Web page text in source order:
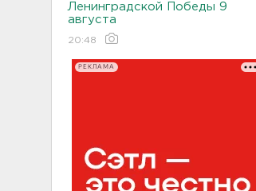
Ленинградской Победы 9
августа
20:48
РЕКЛАМА